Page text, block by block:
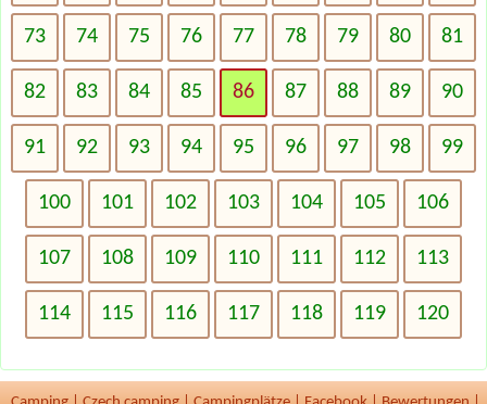
73 74 75 76 77 78 79 80 81
82 83 84 85 86 87 88 89 90
91 92 93 94 95 96 97 98 99
100 101 102 103 104 105 106
107 108 109 110 111 112 113
114 115 116 117 118 119 120